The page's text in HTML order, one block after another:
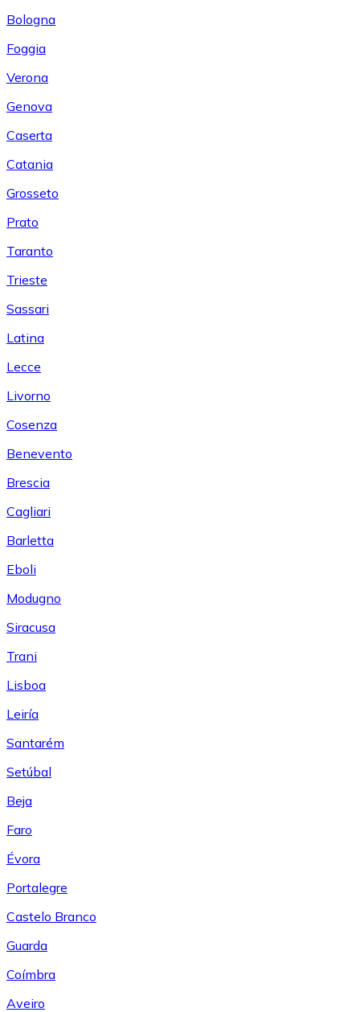
Bologna
Foggia
Verona
Genova
Caserta
Catania
Grosseto
Prato
Taranto
Trieste
Sassari
Latina
Lecce
Livorno
Cosenza
Benevento
Brescia
Cagliari
Barletta
Eboli
Modugno
Siracusa
Trani
Lisboa
Leiría
Santarém
Setúbal
Beja
Faro
Évora
Portalegre
Castelo Branco
Guarda
Coímbra
Aveiro